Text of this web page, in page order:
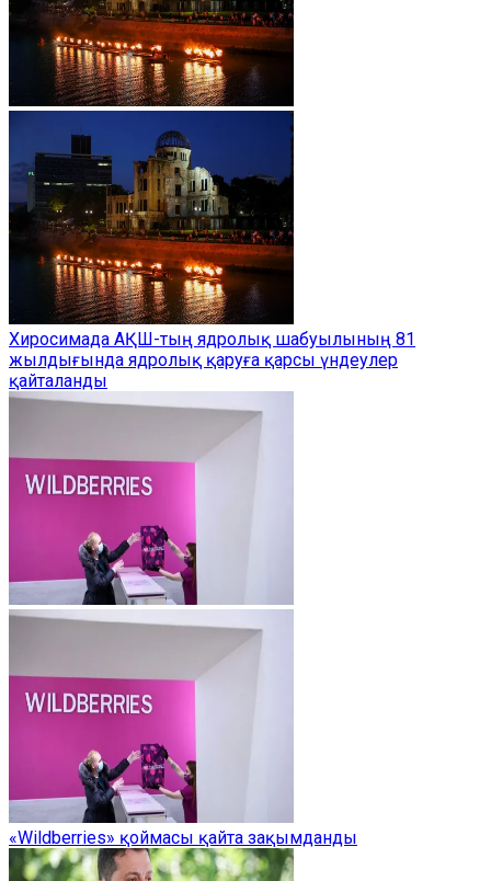
Хиросимада АҚШ-тың ядролық шабуылының 81
жылдығында ядролық қаруға қарсы үндеулер
қайталанды
«Wildberries» қоймасы қайта зақымданды